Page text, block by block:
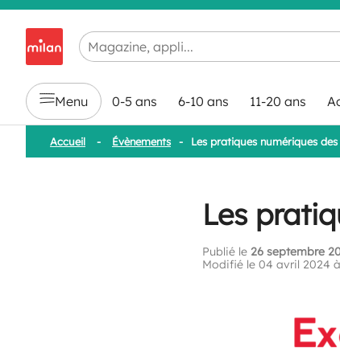
Chargement en cours...
Menu 0-5 ans 6-10 ans 11-20 ans
Accueil - Évènements - Les pratiques numériques des
Les
Publié le 26 septembre
Modifié le 04 avril 2024 à